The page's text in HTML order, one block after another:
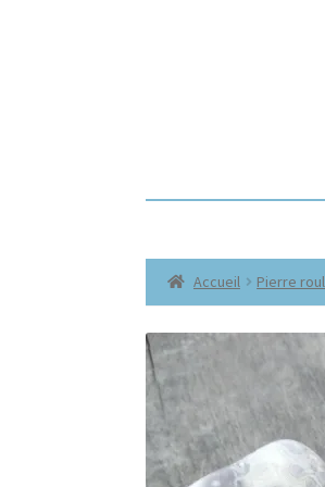
Accueil Pierre